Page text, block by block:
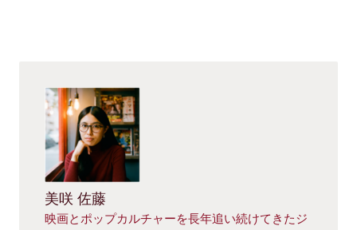
美咲 佐藤
映画とポップカルチャーを長年追い続けてきたジ